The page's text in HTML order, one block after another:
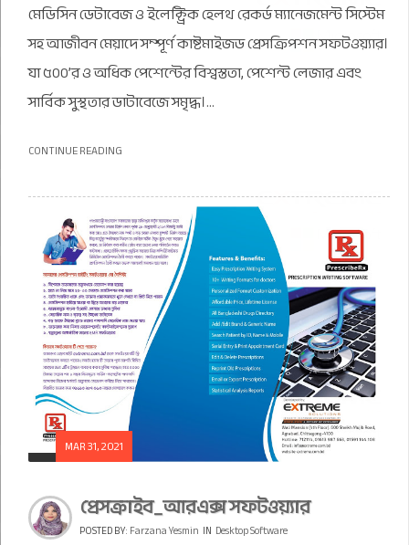
মেডিসিন ডেটাবেজ ও ইলেক্ট্রিক হেলথ রেকর্ড ম্যানেজমেন্ট সিস্টেম
সহ আজীবন মেয়াদে সম্পূর্ণ কাষ্টমাইজড প্রেসক্রিপশন সফটওয়্যার।
যা ৫০০’র ও অধিক পেশেন্টের বিশ্বস্ততা, পেশেন্ট লেজার এবং
সার্বিক সুস্থতার ডাটাবেজে সমৃদ্ধ।...
CONTINUE READING
MAR 31, 2021
প্রেসক্রাইব_আরএক্স সফটওয়্যার
POSTED BY:Farzana Yesmin IN Desktop Software